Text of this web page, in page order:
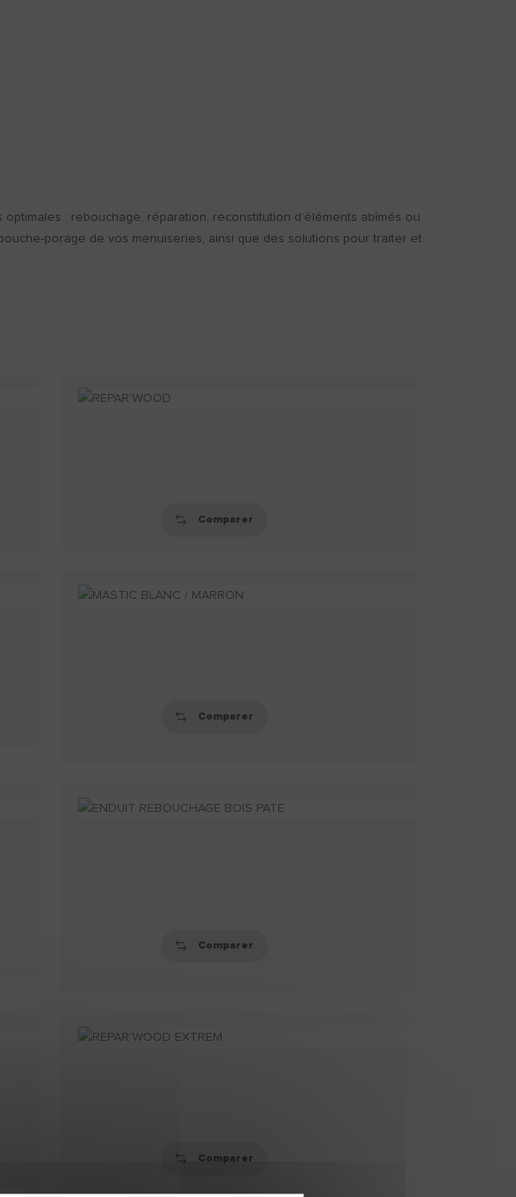
: rebouchage, réparation, reconstitution d’éléments abîmés ou
porage de vos menuiseries, ainsi que des solutions pour traiter et
LISSAGE BOIS
Comparer
HARD'WOOD
Comparer
FINISH WOOD
Comparer
MS POLYMÈRE
Comparer